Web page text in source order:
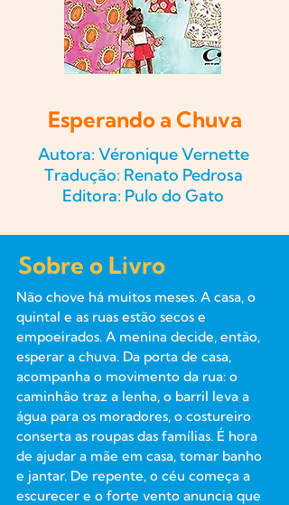
Esperando a Chuva
Autora: Véronique Vernette
Tradução: Renato Pedrosa
Editora: Pulo do Gato
Sobre o Livro
Não chove há muitos meses. A casa, o
quintal e as ruas estão secos e
empoeirados. A menina decide, então,
esperar a chuva. Da porta de casa,
acompanha o movimento da rua: o
caminhão traz a lenha, o barril leva a
água para os moradores, o costureiro
conserta as roupas das famílias. É hora
de ajudar a mãe em casa, tomar banho
e jantar. De repente, o céu começa a
escurecer e o forte vento anuncia que